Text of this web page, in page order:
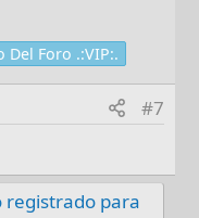
Del Foro .:VIP:.
#7
registrado para